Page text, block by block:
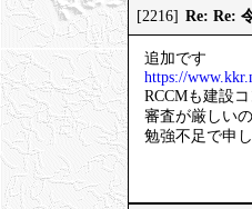
[2216] Re: Re:
追加です
https://
RCCMも建設
審査が厳しい
勉強不足で申